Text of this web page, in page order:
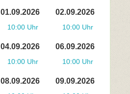
01.09.2026
10:00 Uhr
02.09.2026
10:00 Uhr
04.09.2026
10:00 Uhr
06.09.2026
10:00 Uhr
08.09.2026 09.09.2026